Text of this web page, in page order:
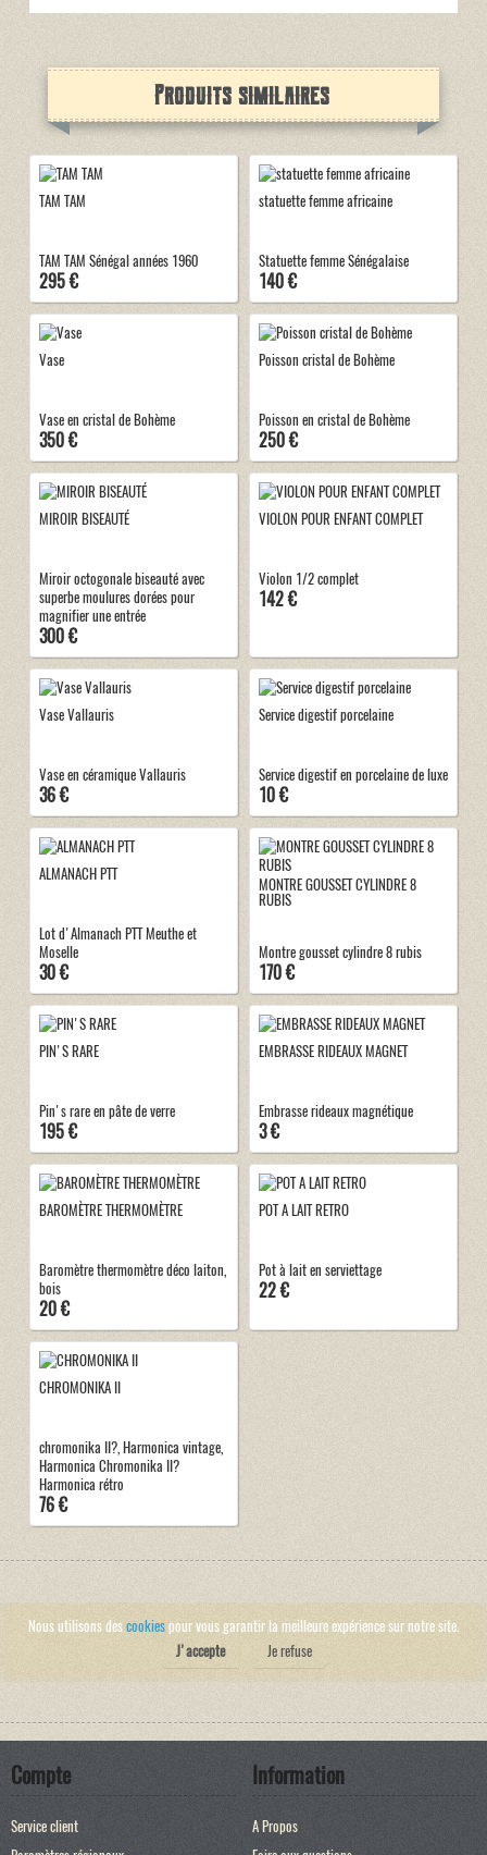
Produits similaires
TAM TAM
TAM TAM Sénégal années 1960
295 €
statuette femme africaine
Statuette femme Sénégalaise
140 €
Vase
Vase en cristal de Bohème
350 €
Poisson cristal de Bohème
Poisson en cristal de Bohème
250 €
MIROIR BISEAUTÉ
Miroir octogonale biseauté avec
superbe moulures dorées pour
magnifier une entrée
300 €
VIOLON POUR ENFANT COMPLET
Violon 1/2 complet
142 €
Vase Vallauris
Vase en céramique Vallauris
36 €
Service digestif porcelaine
Service digestif en porcelaine de luxe
10 €
ALMANACH PTT
Lot d'Almanach PTT Meuthe et
Moselle
30 €
MONTRE GOUSSET CYLINDRE 8
RUBIS
Montre gousset cylindre 8 rubis
170 €
PIN'S RARE
Pin's rare en pâte de verre
195 €
EMBRASSE RIDEAUX MAGNET
Embrasse rideaux magnétique
3 €
BAROMÈTRE THERMOMÈTRE
Baromètre thermomètre déco laiton,
bois
20 €
POT A LAIT RETRO
Pot à lait en serviettage
22 €
CHROMONIKA II
chromonika II?, Harmonica vintage,
Harmonica Chromonika II?
Harmonica rétro
76 €
Nous utilisons descookiespour vous garantir la meilleure expérience sur notre site.
J'accepte
Je refuse
Compte
Service client
Information
A Propos